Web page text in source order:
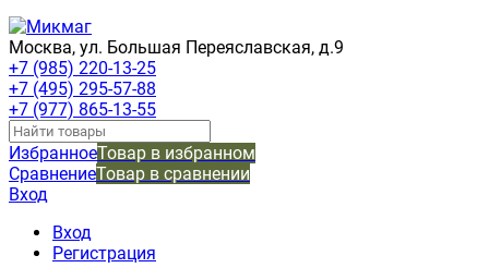
Москва, ул. Большая Переяславская, д.9
+7 (985) 220-13-25
+7 (495) 295-57-88
+7 (977) 865-13-55
ИзбранноеТовар в избранном
СравнениеТовар в сравнении
Вход
Вход
Регистрация